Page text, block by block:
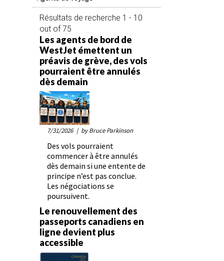
Résultats de recherche 1 - 10
out of 75
Les agents de bord de
WestJet émettent un
préavis de grève, des vols
pourraient être annulés
dès demain
7/31/2026 | by Bruce Parkinson
Des vols pourraient
commencer à être annulés
dès demain si une entente de
principe n’est pas conclue.
Les négociations se
poursuivent.
Le renouvellement des
passeports canadiens en
ligne devient plus
accessible